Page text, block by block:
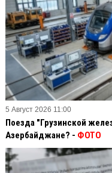
5 Август 2026 11:00
Поезда "Грузинской
Азербайджане? - ФОТО